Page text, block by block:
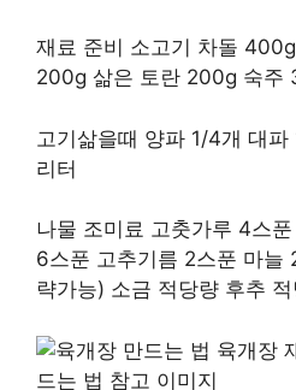
재료 준비 소고기 차돌
200g 삶은 토란 200g 숙주
고기삶을때 양파 1/4개 대
리터
나물 조미료 고춧가루 4스
6스푼 고추기름 2스푼 마늘
략가능) 소금 적당량 후추